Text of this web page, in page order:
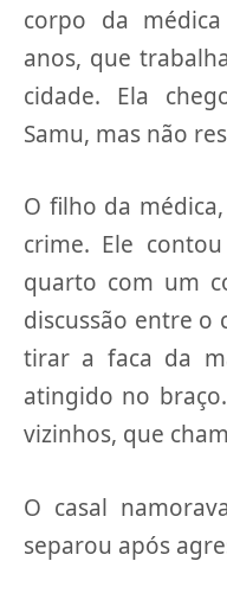
corpo da
anos, que
cidade. Ela
Samu, mas não
O filho da
crime. Ele
quarto com um
discussão entre o
tirar a faca da
atingido no
vizinhos, que
O casal
separou após